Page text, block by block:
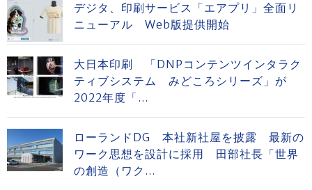
デジタ、印刷サービス「エアプリ」全面リ
ニューアル Web版提供開始
大日本印刷 「DNPコンテンツインタラク
ティブシステム みどころシリーズ」が
2022年度「...
ローランドDG 本社新社屋を披露 最新の
ワーク思想を設計に採用 田部社長「世界
の創造（ワク...